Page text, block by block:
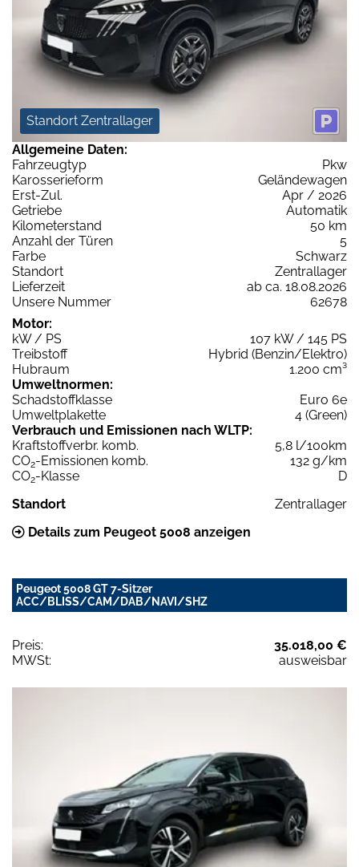
Standort Zentrallager
Allgemeine Daten:
Fahrzeugtyp
Pkw
Karosserieform
Geländewagen
Erst-Zul.
Apr / 2026
Getriebe
Automatik
Kilometerstand
50 km
Anzahl der Türen
5
Farbe
Schwarz
Standort
Zentrallager
Lieferzeit
ab ca. 18.08.2026
Unsere Nummer
62678
Motor:
kW / PS
107 kW / 145 PS
Treibstoff
Hybrid (Benzin/Elektro)
Hubraum
1.200 cm³
Umweltnormen:
Schadstoffklasse
Euro 6e
Umweltplakette
4 (Green)
Verbrauch und Emissionen nach WLTP:
Kraftstoffverbr. komb.
5,8 l/100km
CO2-Emissionen komb.
132 g/km
CO2-Klasse
D
Standort
Zentrallager
Details zum Peugeot 5008 anzeigen
Peugeot 5008 GT 7-Sitzer
ACC/BLISS/CAM/DAB/NAVI/SHZ
Preis:
35.018,00 €
MWSt:
ausweisbar